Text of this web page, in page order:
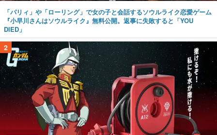
「パリィ」や「ローリング」で女の子と会話するソウルライク恋愛ゲーム
『小早川さんはソウルライク』無料公開。返事に失敗すると「YOU
DIED」
2